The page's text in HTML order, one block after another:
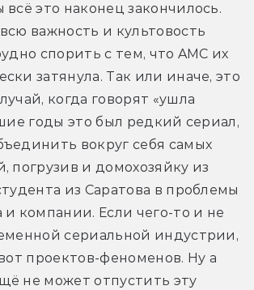
всё это наконец закончилось.
важность и культовость
спорить с тем, что AMC их
затянула. Так или иначе, это
когда говорят «ушла
годы это был редкий сериал,
вокруг себя самых
погрузив и домохозяйку из
из Саратова в проблемы
и компании. Если чего-то и не
сериальной индустрии,
проектов-феноменов. Ну а
не может отпустить эту